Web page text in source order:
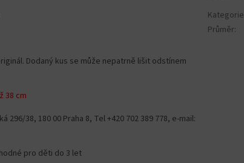
Dodaný kus se může nepatrně lišit odstínem
38 cm
296/38, 180 00 Praha 8, Tel +420 702 389 778, e-mail:
pro děti do 3 let
Kategorie
Průměr: